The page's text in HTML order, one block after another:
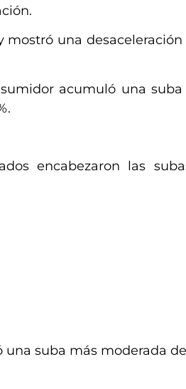
una desaceleración
acumuló una suba
encabezaron las
suba más moderada de